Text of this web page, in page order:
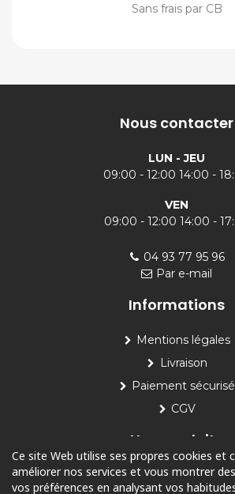
Sans frais par CB
Nous contacter
LUN - JEU
09:00 - 12:00 14:00 -
VEN
09:00 - 12:00 14:00 -
04 93 77 95 96
Par e-mail
Informations
Mentions légales
Livraison
Paiement sécurisé
CGV
Nos produits
Piscine
Ce site Web utilise ses propres cookies et
améliorer nos services et vous montrer
vos préférences en analysant vos